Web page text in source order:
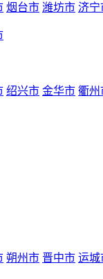
烟台市 潍坊市 济宁
绍兴市 金华市 衢州
朔州市 晋中市 运城